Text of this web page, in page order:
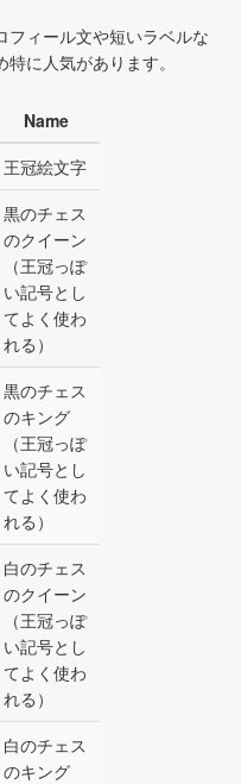
フィール文や短いラベルな
に人気があります。
Name
王冠絵文字
黒のチェス
のクイーン
（王冠っぽ
い記号とし
てよく使わ
れる）
黒のチェス
のキング
（王冠っぽ
い記号とし
てよく使わ
れる）
白のチェス
のクイーン
（王冠っぽ
い記号とし
てよく使わ
れる）
白のチェス
のキング